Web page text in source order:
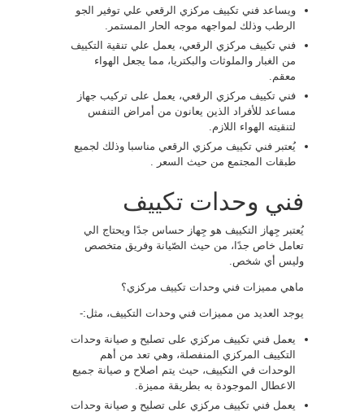
ويساعد فني تكييف مركزي الرقعي علي توفير الجو
الرطب وذلك لمواجهه موجه الحار المستمر.
فني تكييف مركزي الرقعي، يعمل علي تنقية التكييف
من الغبار والملوثات والبكتريا، مما يجعل الهواء
معقم.
فني تكييف مركزي الرقعي، يعمل على تركيب جهاز
مساعد للأفراد الذين يعانون من أمراض التنفس
لتنقيته الهواء اللازم.
يُعتبر فني تكييف مركزي الرقعي مناسبا وذلك لجميع
طبقات المجتمع من حيث السعر .
فني وحدات تكييف
يُعتبر جِهاز التكييف هو جِهاز حساس جدًا ويحتاج الي
تعامل خاص جدًا، من حيث الصّيانة وفريق متخصص
وليس أي شخص.
ماهي مميزات فني وحدات تكييف مركزي؟
يوجد العديد من مميزات فني وحدات التكييف، مثل:-
يعمل فني تكييف مركزي على تصليح و صيانة وحدات
التكييف المركزي المنفصلة، وهي تعد من أهم
الوحدات في التكييف، حيث يتم اصلاح و صيانة جميع
الاعطال الموجودة به بطريقة مميزة.
يعمل فني تكييف مركزي على تصليح و صيانة وحدات